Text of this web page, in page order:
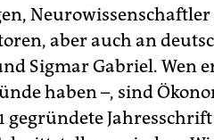
aber auch an
Sigmar Gabriel. Wen
haben –, sind
gegründete